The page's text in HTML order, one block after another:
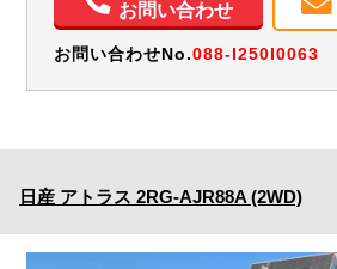
お問い合わせ
お問い合わせNo.088-I250I0063
日産 アトラス 2RG-AJR88A (2WD)